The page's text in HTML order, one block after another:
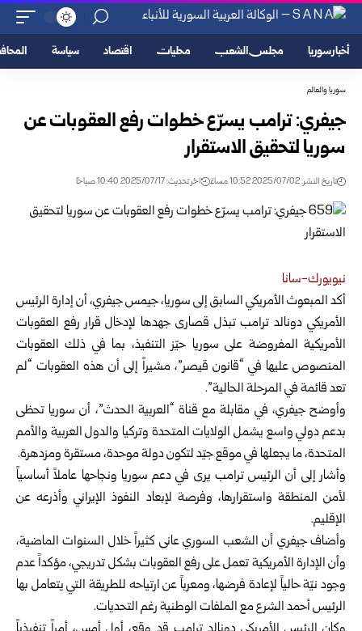
أخبار سوريا مجلس الشعب محليات اقتصاد سياسة
سوريا والعالم
جيفري: ترامب يسرّع خطوات رفع العقوبات عن
سوريا لتحقيق الاستقرار
تاريخ النشر: 2025/07/02 10:52 مساءً اخر تحديث: 2025/07/17 10:40 صباحًا
نيويورك-سانا
أكد المبعوث الأمريكي السابق إلى سوريا، جيمس جيفري، أن إدارة الرئيس
الأمريكي دونالد ترامبتبذل قصارى جهدها لإدخال قرار رفع العقوبات
الأمريكية المفروضة على سوريا حيّز التنفيذ، بما في ذلك العقوبات
المنصوص عليها في “قانون قيصر”، مشيراً إلى أن هذه العقوبات “لم
تعد قائمة في المرحلة الحالية”.
وأوضح جيفري، في مقابلة مع قناة “العربية الحدث”، أن سوريا تحظى
بدعم دولي واسع يشمل الولايات المتحدة وتركيا والدول العربية والأمم
المتحدة، ما يجعلها في موقع جيّد لتكون دولة موحدة، مستقرة ومزدهرة.
وأشار إلى أن الرئيس ترامب يرى في دعم سوريا ونجاحها عاملاً أساسياً
لأمن المنطقة واستقرارها، وفرصة لإبعاد النفوذ الإيراني وأذرعه عن
الإقليم.
وأضاف جيفري أن الشعب السوري عانى كثيراً خلال السنوات الماضية،
وأن الإدارة الأمريكية تعمل على رفع العقوبات بشكل تدريجي، مؤكداً عدم
وجود نيّة حالياً لإعادة فرضها، ومعرباً عن ارتياحه للطريقة التي يتعامل بها
الرئيس أحمد الشرع مع الملفات الوطنية رغم التحديات.